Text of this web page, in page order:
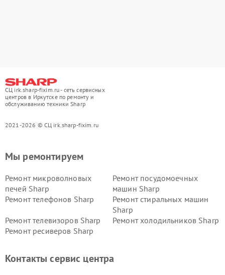
СЦ irk.sharp-fixim.ru - сеть сервисных
центров в Иркутске по ремонту и
обслуживанию техники Sharp
2021-2026 © СЦ irk.sharp-fixim.ru
Мы ремонтируем
Ремонт микроволновых
печей Sharp
Ремонт посудомоечных
машин Sharp
Ремонт телефонов Sharp
Ремонт стиральных машин
Sharp
Ремонт телевизоров Sharp
Ремонт холодильников Sharp
Ремонт ресиверов Sharp
Контакты сервис центра